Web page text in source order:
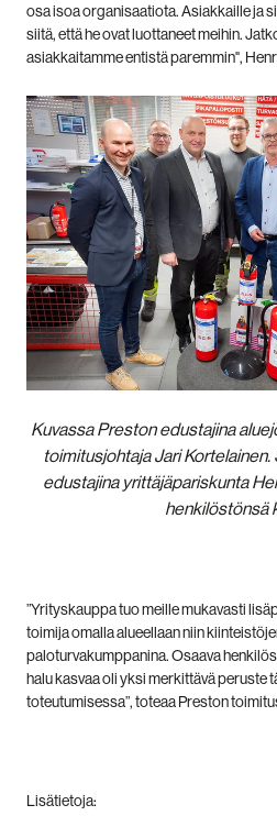
osa isoa organisaatiota. Asiakkaille ja
siitä, että he ovat luottaneet meihin.
asiakkaitamme entistä paremmin",
Kuvassa Preston edustajina
toimitusjohtaja Jari
edustajina yrittäjäpariskunta
henkilöstönsä
”Yrityskauppa tuo meille mukavasti
toimija omalla alueellaan niin
paloturvakumppanina. Osaava
halu kasvaa oli yksi merkittävä peruste
toteutumisessa”, toteaa Preston
Lisätietoja: